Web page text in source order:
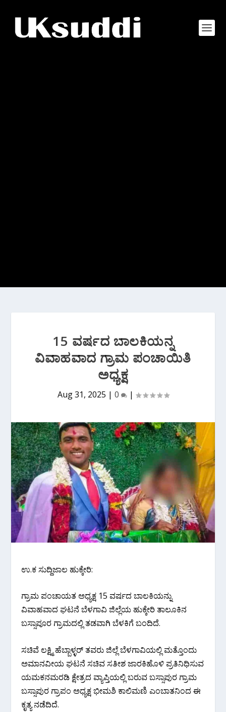
15 ವರ್ಷದ ಬಾಲಕಿಯನ್ನ
ವಿವಾಹವಾದ ಗ್ರಾಮ ಪಂಚಾಯಿತಿ
ಅಧ್ಯಕ್ಷ
Aug 31, 2025 | 0 |
ಉ.ಕ ಸುದ್ದಿಜಾಲ ಹುಕ್ಕೇರಿ:
ಗ್ರಾಮ ಪಂಚಾಯತ ಅಧ್ಯಕ್ಷ 15 ವರ್ಷದ ಬಾಲಕಿಯನ್ನು
ವಿವಾಹವಾದ ಘಟನೆ ಬೆಳಗಾವಿ ಜಿಲ್ಲೆಯ ಹುಕ್ಕೇರಿ ತಾಲೂಕಿನ
ಬಸ್ಸಾಪೂರ ಗ್ರಾಮದಲ್ಲಿ ತಡವಾಗಿ ಬೆಳಕಿಗೆ ಬಂದಿದೆ.
ಸಚಿವೆ ಲಕ್ಷ್ಮಿ ಹೆಬ್ಬಾಳ್ಳ‌ರ್ ತವರು ಜಿಲ್ಲೆ ಬೆಳಗಾವಿಯಲ್ಲಿ ಮತ್ತೊಂದು
ಅಮಾನವೀಯ ಘಟನೆ ಸಚಿವ ಸತೀಶ ಜಾರಕಿಹೊಳಿ ಪ್ರತಿನಿಧಿಸುವ
ಯಮಕನಮರಡಿ ಕ್ಷೇತ್ರದ ವ್ಯಾಪ್ತಿಯಲ್ಲಿ ಬರುವ ಬಸ್ಸಾಪುರ ಗ್ರಾಮ
ಬಸ್ಸಾಪುರ ಗ್ರಾಪಂ ಅಧ್ಯಕ್ಷ ಭೀಮಶಿ ಕಾಲಿಮಣಿ ಎಂಬಾತನಿಂದ ಈ
ಕೃತ್ಯ ನಡೆದಿದೆ.